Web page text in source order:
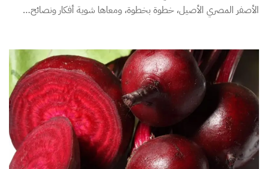
الأصفر المصري الأصيل، خطوة بخطوة، ومعاها شوية أفكار ونصائح…